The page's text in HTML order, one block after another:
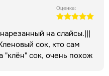
- включают в себя
соединения,
антимикробными
пигменты,
улучшению сердечно-
Оценка:
на слайсы.|||
сок, кто сам
"клён" сок, очень похож